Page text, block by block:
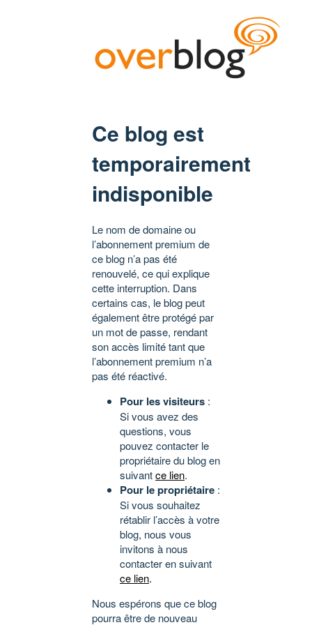
Ce blog est
temporairement
indisponible
Le nom de domaine ou
l’abonnement premium de
ce blog n’a pas été
renouvelé, ce qui explique
cette interruption. Dans
certains cas, le blog peut
également être protégé par
un mot de passe, rendant
son accès limité tant que
l’abonnement premium n’a
pas été réactivé.
Pour les visiteurs :
Si vous avez des
questions, vous
pouvez contacter le
propriétaire du blog en
suivantce lien.
Pour le propriétaire :
Si vous souhaitez
rétablir l’accès à votre
blog, nous vous
invitons à nous
contacter en suivant
ce lien.
Nous espérons que ce blog
pourra être de nouveau